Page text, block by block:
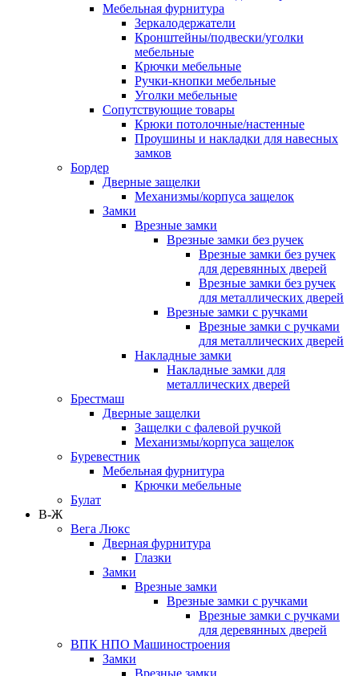
Мебельная фурнитура
Зеркалодержатели
Кронштейны/подвески/уголки
мебельные
Крючки мебельные
Ручки-кнопки мебельные
Уголки мебельные
Сопутствующие товары
Крюки потолочные/настенные
Проушины и накладки для навесных
замков
Бордер
Дверные защелки
Механизмы/корпуса защелок
Замки
Врезные замки
Врезные замки без ручек
Врезные замки без ручек
для деревянных дверей
Врезные замки без ручек
для металлических дверей
Врезные замки с ручками
Врезные замки с ручками
для металлических дверей
Накладные замки
Накладные замки для
металлических дверей
Брестмаш
Дверные защелки
Защелки с фалевой ручкой
Механизмы/корпуса защелок
Буревестник
Мебельная фурнитура
Крючки мебельные
Булат
В-Ж
Вега Люкс
Дверная фурнитура
Глазки
Замки
Врезные замки
Врезные замки с ручками
Врезные замки с ручками
для деревянных дверей
ВПК НПО Машиностроения
Замки